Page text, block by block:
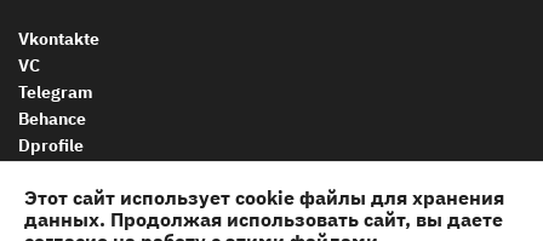
Этот сайт использует cookie файлы для хранения
данных. Продолжая использовать сайт, вы даете
Vkontakte
VC
Telegram
Behance
Dprofile
© 2012-2026 WEBSHOP.
Все права защищены